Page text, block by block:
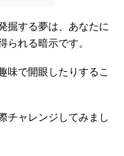
掘する夢は、あなたに
られる暗示です。
味で開眼したりするこ
チャレンジしてみまし